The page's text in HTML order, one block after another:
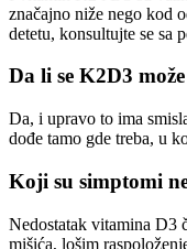
značajno niže nego kod
detetu, konsultujte se sa
Da li se K2D3
Da, i upravo to ima
dođe tamo gde treba, u
Koji su simptomi
Nedostatak vitamina D3
mišića, lošim